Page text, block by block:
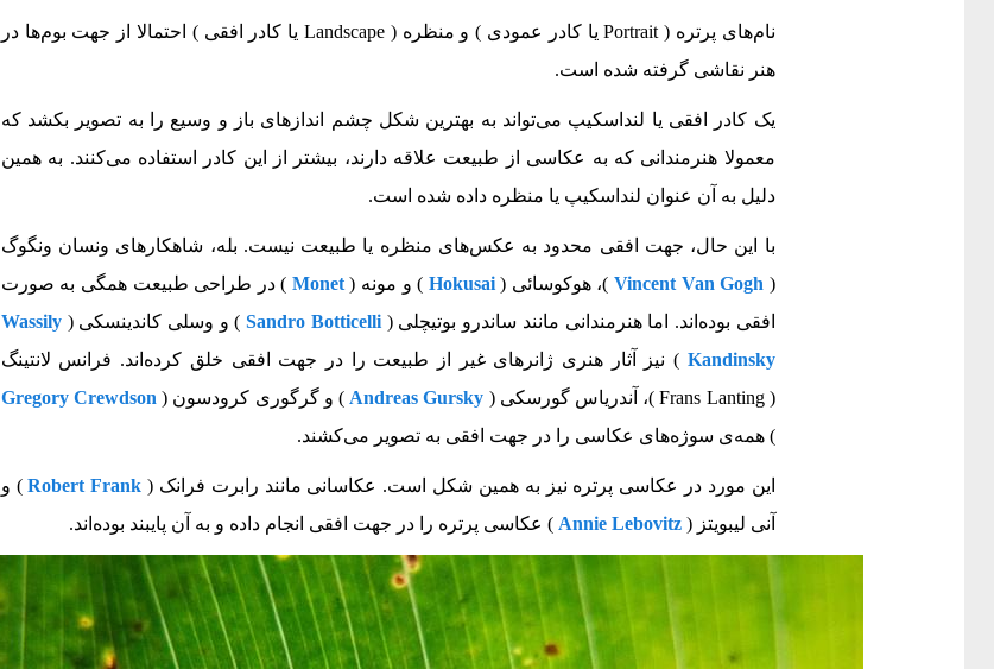
نام‌های پرتره ( Portrait یا کادر عمودی ) و منظره ( Landscape یا کادر افقی ) احتمالا از جهت بوم‌ها در
هنر نقاشی گرفته شده است.
یک کادر افقی یا لنداسکیپ می‌تواند به بهترین شکل چشم اندازهای باز و وسیع را به تصویر بکشد که
معمولا هنرمندانی که به عکاسی از طبیعت علاقه دارند، بیشتر از این کادر استفاده می‌کنند. به همین
دلیل به آن عنوان لنداسکیپ یا منظره داده شده است.
با این حال، جهت افقی محدود به عکس‌های منظره یا طبیعت نیست. بله، شاهکارهای ونسان ونگوگ
(
Vincent Van Gogh )، هوکوسائی (Hokusai ) و مونه (Monet ) در طراحی طبیعت همگی به صورت
افقی بوده‌اند. اما هنرمندانی مانند ساندرو بوتیچلی (Sandro Botticelli) و وسلی کاندینسکی (Wassily
Kandinsky ) نیز آثار هنری ژانرهای غیر از طبیعت را در جهت افقی خلق کرده‌اند. فرانس لانتینگ
( Frans Lanting )، آندریاس گورسکی (
Andreas Gursky ) و گرگوری کرودسون ( Gregory Crewdson
) همه‌ی سوژه‌های عکاسی را در جهت افقی به تصویر می‌کشند.
این مورد در عکاسی پرتره نیز به همین شکل است. عکاسانی مانند رابرت فرانک ( Robert Frank) و
آنی لیبویتز (Annie Lebovitz ) عکاسی پرتره را در جهت افقی انجام داده و به آن پایبند بوده‌اند.